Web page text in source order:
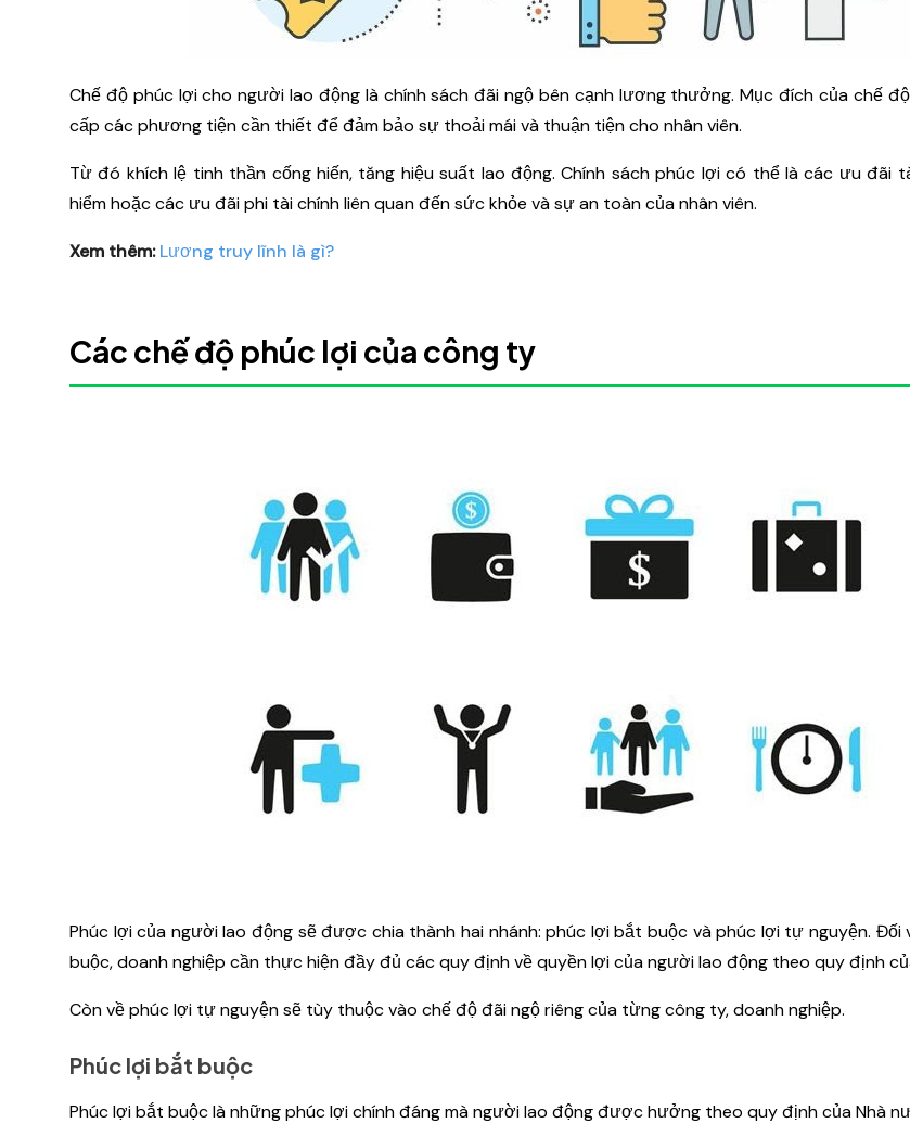
Chế độ phúc lợi cho người lao động là chính sách đãi ngộ bên cạnh lương thưởng. Mục đích của chế
cấp các phương tiện cần thiết để đảm bảo sự thoải mái và thuận tiện cho nhân viên.
Từ đó khích lệ tinh thần cống hiến, tăng hiệu suất lao động. Chính sách phúc lợi có thể là các ưu đãi
hiểm hoặc các ưu đãi phi tài chính liên quan đến sức khỏe và sự an toàn của nhân viên.
Xem thêm: Lương truy lĩnh là gì?
Các chế độ phúc lợi của công ty
Phúc lợi của người lao động sẽ được chia thành hai nhánh: phúc lợi bắt buộc và phúc lợi tự nguyện. Đối
buộc, doanh nghiệp cần thực hiện đầy đủ các quy định về quyền lợi của người lao động theo quy định
Còn về phúc lợi tự nguyện sẽ tùy thuộc vào chế độ đãi ngộ riêng của từng công ty, doanh nghiệp.
Phúc lợi bắt buộc
Phúc lợi bắt buộc là những phúc lợi chính đáng mà người lao động được hưởng theo quy định của Nhà